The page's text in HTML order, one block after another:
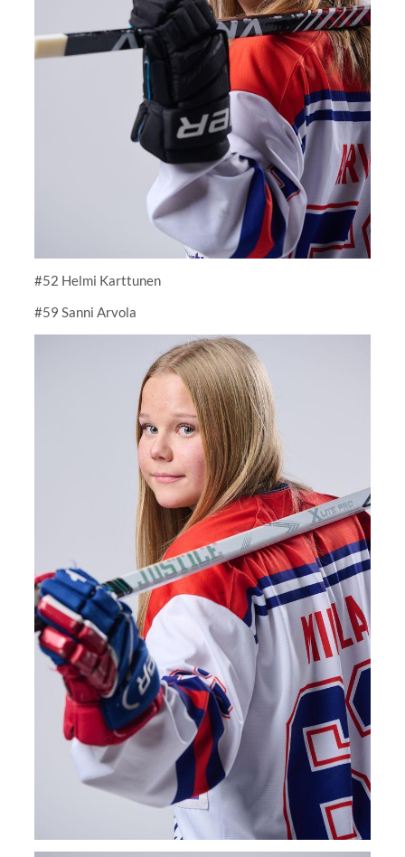
#52 Helmi Karttunen
#59 Sanni Arvola